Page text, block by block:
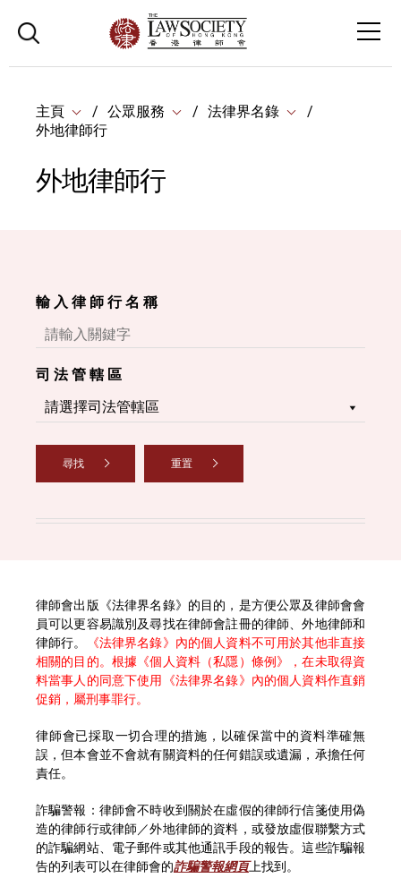
主頁 公眾服務
法律界名錄
外地律師行
外地律師行
輸 入 律 師 行 名 稱
司 法 管 轄 區
尋找 重置
律師會出版《法律界名錄》的目的，是方便公眾及律師會會
員可以更容易識別及尋找在律師會註冊的律師、外地律師和
律師行。
《法律界名錄》內的個人資料不可用於其他非直接
相關的目的。根據《個人資料（私隱）條例》，在未取得資
料當事人的同意下使用《法律界名錄》內的個人資料作直銷
促銷，屬刑事罪行。
律師會已採取一切合理的措施，以確保當中的資料準確無
誤，但本會並不會就有關資料的任何錯誤或遺漏，承擔任何
責任。
詐騙警報：律師會不時收到關於在虛假的律師行信箋使用偽
造的律師行或律師／外地律師的資料，或發放虛假聯繫方式
的詐騙網站、電子郵件或其他通訊手段的報告。這些詐騙報
告的列表可以在律師會的詐騙警報網頁上找到。